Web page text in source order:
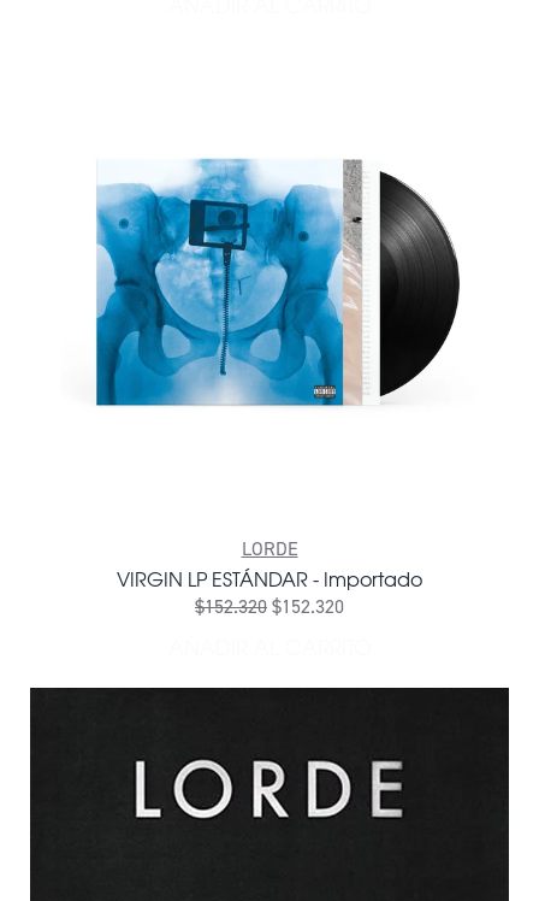
LORDE
VIRGIN LP ESTÁNDAR - Importado
$152.320$152.320